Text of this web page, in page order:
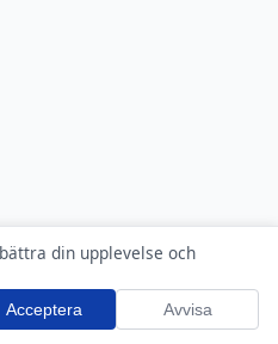
din upplevelse och
Acceptera Avvisa